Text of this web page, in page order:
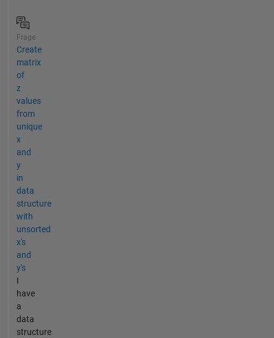
Frage
Create
matrix
of
z
values
from
unique
x
and
y
in
data
structure
with
unsorted
x's
and
y's
I
have
a
data
structure